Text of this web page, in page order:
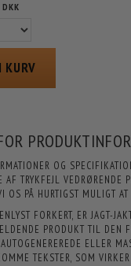
OG
TRYKFEJL VEDRØRENDE
OS PÅ HURTIGST MULIGT AT
FORKERT, ER JAGT-
PRODUKT TIL DEN
ELLER
TEKSTER, SOM